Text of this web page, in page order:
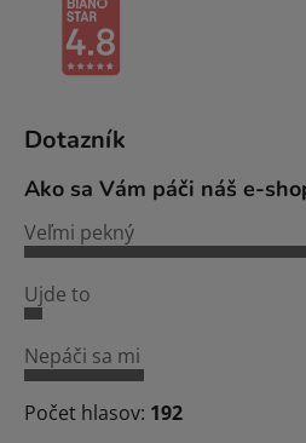
Dotazník
Ako sa Vám páči náš e-
Veľmi pekný
Ujde to
Nepáči sa mi
Počet hlasov: 192